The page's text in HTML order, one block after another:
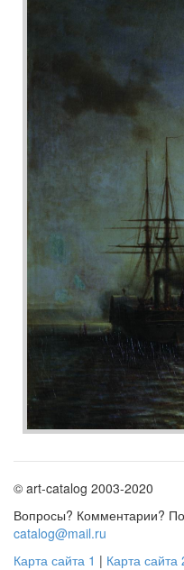
© art-catalog 2003-2020
Вопросы? Комментарии?
catalog@mail.ru
Карта сайта 1 | Карта сайта